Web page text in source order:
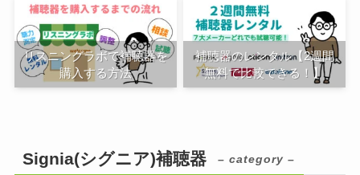
リスニングラボで補聴器を
購入する方法
補聴器のレンタル【2週間
無料で比較できる！】
Signia(シグニア)補聴器 – category –